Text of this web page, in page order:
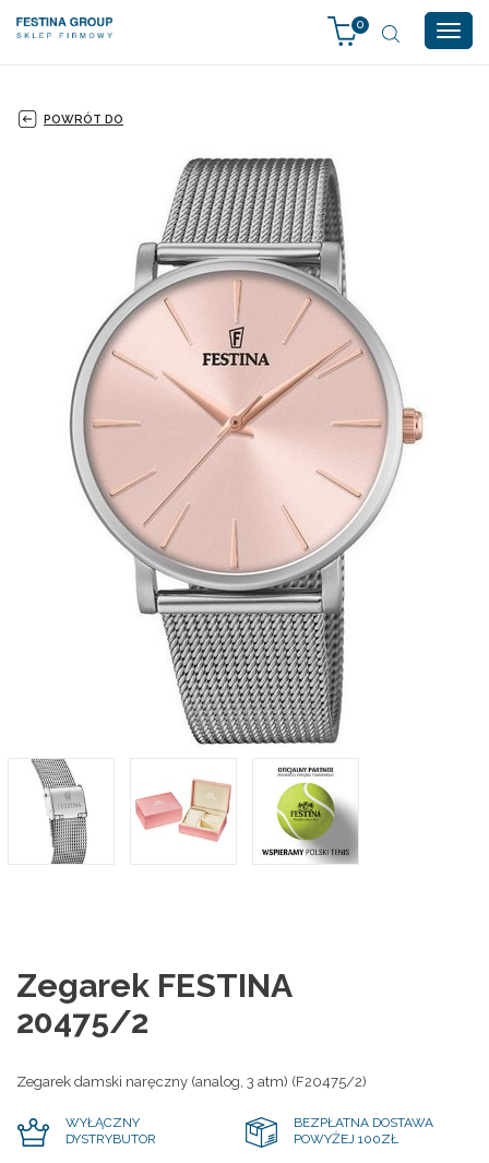
0
POWRÓT DO
Zegarek FESTINA
20475/2
Zegarek damski naręczny (analog, 3 atm) (F20475/2)
WYŁĄCZNY
DYSTRYBUTOR
BEZPŁATNA DOSTAWA
POWYŻEJ 100ZŁ